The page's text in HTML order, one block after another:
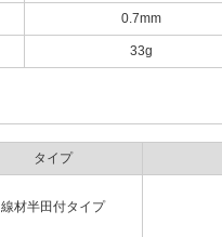
0.7mm
33g
タイプ
線材半田付タイプ